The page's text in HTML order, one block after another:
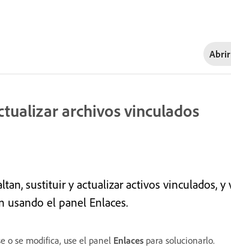
archivos vinculados
sustituir y actualizar activos vinculados, y
usando el panel Enlaces.
o se modifica, use el panel Enlaces para solucionarlo.